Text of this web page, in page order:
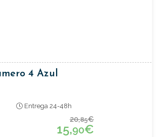
4 Azul
Entrega 24-48h
20,85€
15,90€